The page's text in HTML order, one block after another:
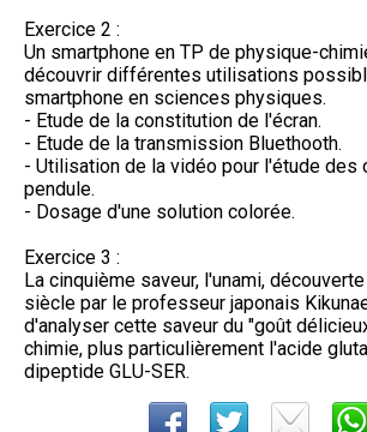
Exercice 2 :
Un smartphone en TP de physique-
découvrir différentes utilisations
smartphone en sciences physiques.
- Etude de la constitution de l'écran.
- Etude de la transmission Bluethooth.
- Utilisation de la vidéo pour l'étude des
pendule.
- Dosage d'une solution colorée.
Exercice 3 :
La cinquième saveur, l'unami,
siècle par le professeur japonais
d'analyser cette saveur du "goût
chimie, plus particulièrement l'acide
dipeptide GLU-SER.